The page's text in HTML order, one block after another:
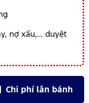
nợ xấu,... duyệt
Chi phí lăn bánh